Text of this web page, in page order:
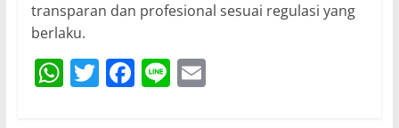
transparan dan profesional sesuai regulasi yang
berlaku.
W T F Li E